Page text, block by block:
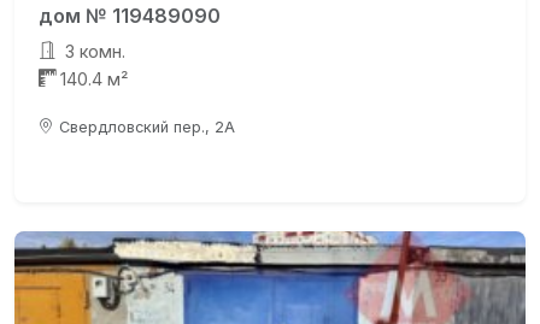
дом № 119489090
3 комн.
140.4 м²
Свердловский пер., 2А